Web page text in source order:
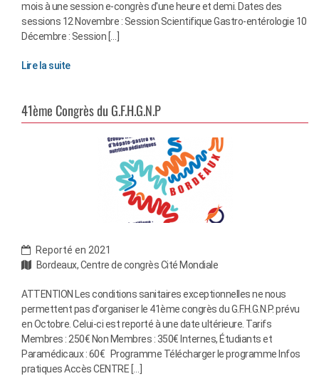
mois à une session e-congrès d'une heure et demi. Dates des
sessions 12 Novembre : Session Scientifique Gastro-entérologie 10
Décembre : Session […]
Lire la suite
41ème Congrès du G.F.H.G.N.P
Reporté en 2021
Bordeaux, Centre de congrès Cité Mondiale
ATTENTION Les conditions sanitaires exceptionnelles ne nous
permettent pas d'organiser le 41ème congrès du G.F.H.G.N.P. prévu
en Octobre. Celui-ci est reporté à une date ultérieure. Tarifs
Membres : 250€ Non Membres : 350€ Internes, Étudiants et
Paramédicaux : 60€ Programme Télécharger le programme Infos
pratiques Accès CENTRE […]